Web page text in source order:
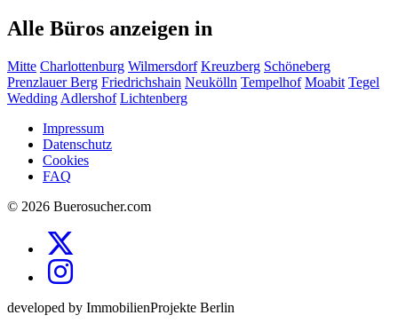
Alle Büros anzeigen in
Mitte Charlottenburg Wilmersdorf Kreuzberg Schöneberg
Prenzlauer Berg Friedrichshain Neukölln Tempelhof Moabit Tegel
Wedding Adlershof Lichtenberg
Impressum
Datenschutz
Cookies
FAQ
© 2026 Buerosucher.com
developed by ImmobilienProjekte Berlin